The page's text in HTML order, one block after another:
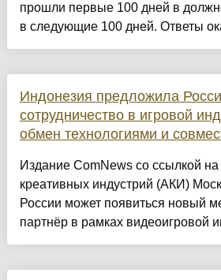
прошли первые 100 дней в
в следующие 100 дней. Ответы
Индонезия предложила
сотрудничество в игровой
обмен технологиями и
Издание ComNews со ссылкой на
креативных индустрий (АКИ)
России может появиться новый
партнёр в рамках видеоигровой